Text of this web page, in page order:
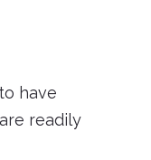
have
readily